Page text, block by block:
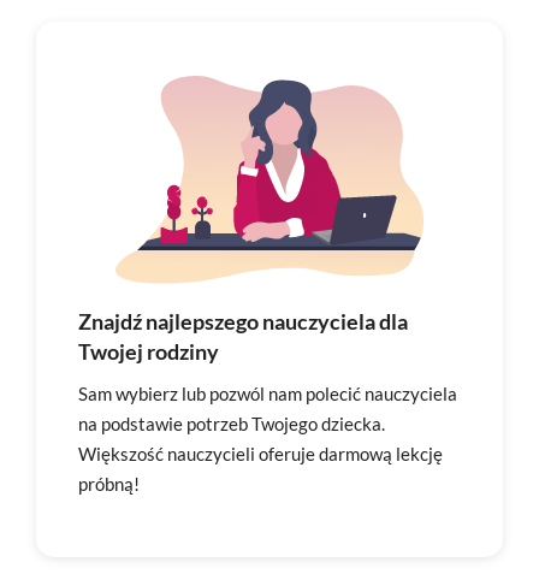
Znajdź najlepszego nauczyciela dla
Twojej rodziny
Sam wybierz lub pozwól nam polecić nauczyciela
na podstawie potrzeb Twojego dziecka.
Większość nauczycieli oferuje darmową lekcję
próbną!